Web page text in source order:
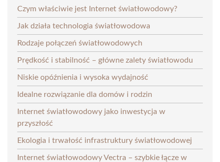
Czym właściwie jest Internet światłowodowy?
Jak działa technologia światłowodowa
Rodzaje połączeń światłowodowych
Prędkość i stabilność – główne zalety światłowodu
Niskie opóźnienia i wysoka wydajność
Idealne rozwiązanie dla domów i rodzin
Internet światłowodowy jako inwestycja w
przyszłość
Ekologia i trwałość infrastruktury światłowodowej
Internet światłowodowy Vectra – szybkie łącze w